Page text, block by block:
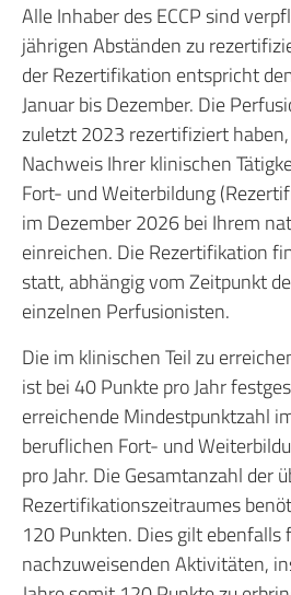
Alle Inhaber des ECCP sind
jährigen Abständen zu
der Rezertifikation entspricht
Januar bis Dezember. Die
zuletzt 2023 rezertifiziert
Nachweis Ihrer klinischen
Fort- und Weiterbildung
im Dezember 2026 bei Ihrem
einreichen. Die Rezertifikation
statt, abhängig vom Zeitpunkt
einzelnen Perfusionisten.
Die im klinischen Teil zu
ist bei 40 Punkte pro Jahr
erreichende Mindestpunktzahl
beruflichen Fort- und
pro Jahr. Die Gesamtanzahl der
Rezertifikationszeitraumes
120 Punkten. Dies gilt ebenfalls
nachzuweisenden Aktivitäten,